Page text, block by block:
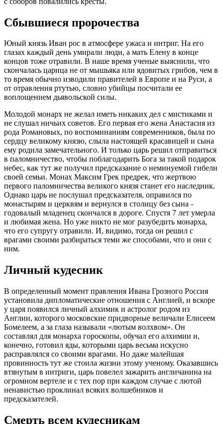
Сбывшиеся пророчества
Юный князь Иван рос в атмосфере ужаса и интриг. На его
глазах каждый день умирали люди, а мать Елену в конце
концов тоже отравили. В наше время ученые выяснили, что
скончалась царица не от мышьяка или ядовитых грибов, чем в
то время обычно изводили правителей в Европе и на Руси, а
от отравления ртутью, словно убийцы посчитали ее
воплощением дьявольской силы.
Молодой монарх не желал иметь никаких дел с мистиками и
не слушал ничьих советов. Его первая его жена Анастасия из
рода Романовых, по воспоминаниям современников, была по
сердцу великому князю, слыла настоящей красавицей и сына
ему родила замечательного. И только царь решил отправиться
в паломничество, чтобы поблагодарить Бога за такой подарок
небес, как тут же получил предсказание о неминуемой гибели
своей семьи. Монах Максим Грек предрек, что жертвою
первого паломничества великого князя станет его наследник.
Однако царь не послушал предсказателя, оправился по
монастырям и церквям и вернулся в столицу без сына -
годовалый младенец скончался в дороге. Спустя 7 лет умерла
и любимая жена. Но уже никто не мог разубедить монарха,
что его супругу отравили. И, видимо, тогда он решил с
врагами своими разбираться теми же способами, что и они с
ним.
Личный кудесник
В определенный момент правления Ивана Грозного Россия
установила дипломатические отношения с Англией, и вскоре
у царя появился личный алхимик и астролог родом из
Англии, которого московские придворные величали Елисеем
Бомелеем, а за глаза называли «лютым волхвом». Он
составлял для монарха гороскопы, обучал его алхимии и,
конечно, готовил яды, которыми царь весьма искусно
расправлялся со своими врагами. Но даже малейшая
провинность тут же стоила жизни этому ученому. Оказавшись
втянутым в интриги, царь повелел зажарить англичанина на
огромном вертеле и с тех пор при каждом случае с лютой
ненавистью проклинал всяких волшебников и
предсказателей.
Смерть всем кудесникам